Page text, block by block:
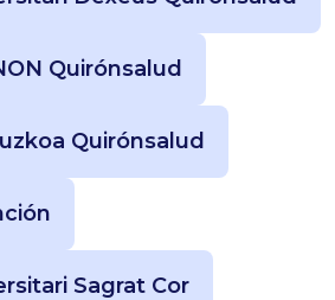
Quirónsalud
Quirónsalud
Sagrat Cor